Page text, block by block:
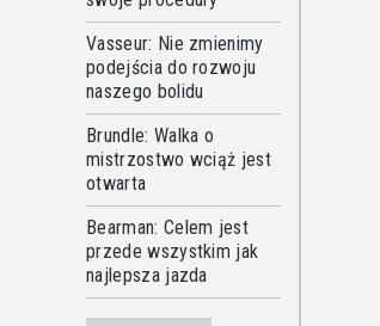
Vasseur: Nie zmienimy
podejścia do rozwoju
naszego bolidu
Brundle: Walka o
mistrzostwo wciąż jest
otwarta
Bearman: Celem jest
przede wszystkim jak
najlepsza jazda